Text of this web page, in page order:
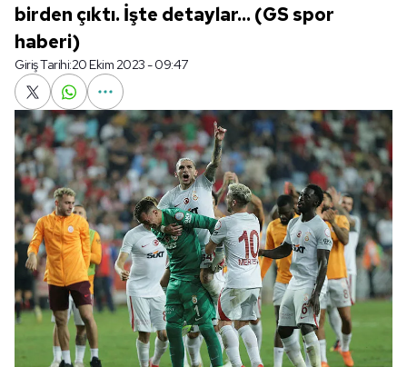
birden çıktı. İşte detaylar... (GS spor
haberi)
Giriş Tarihi:20 Ekim 2023 - 09:47